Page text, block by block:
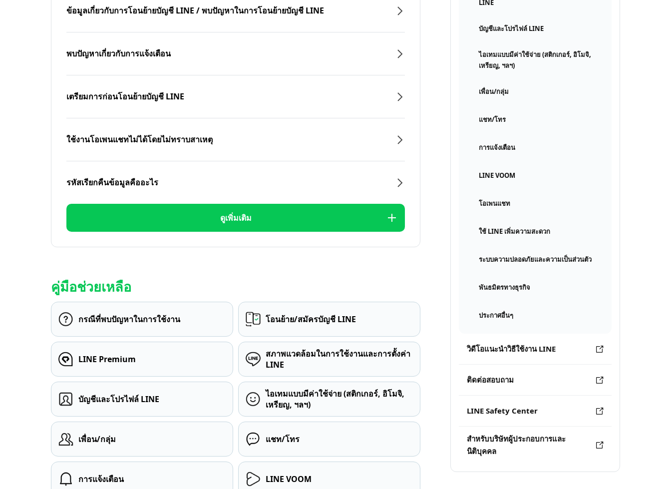
LINE
บัญชีและโปรไฟล์ LINE
ไอเทมแบบมีค่าใช้จ่าย (สติกเกอร์, อิโมจิ,
เหรียญ, ฯลฯ)
เพื่อน/กลุ่ม
แชท/โทร
การแจ้งเตือน
LINE VOOM
โอเพนแชท
ใช้ LINE เพิ่มความสะดวก
ระบบความปลอดภัยและความเป็นส่วนตัว
พันธมิตรทางธุรกิจ
ประกาศอื่นๆ
วิดีโอแนะนำวิธีใช้งาน LINE
ติดต่อสอบถาม
LINE Safety Center
สำหรับบริษัทผู้ประกอบการและ
นิติบุคคล
ข้อมูลเกี่ยวกับการโอนย้ายบัญชี LINE / พบปัญหาในการโอนย้ายบัญชี LINE
พบปัญหาเกี่ยวกับการแจ้งเตือน
เตรียมการก่อนโอนย้ายบัญชี LINE
ใช้งานโอเพนแชทไม่ได้โดยไม่ทราบสาเหตุ
รหัสเรียกคืนข้อมูลคืออะไร
ดูเพิ่มเติม
คู่มือช่วยเหลือ
กรณีที่พบปัญหาในการใช้งาน โอนย้าย/สมัครบัญชี LINE
LINE Premium
สภาพแวดล้อมในการใช้งานและการตั้งค่า
LINE
บัญชีและโปรไฟล์ LINE
ไอเทมแบบมีค่าใช้จ่าย (สติกเกอร์, อิโมจิ,
เหรียญ, ฯลฯ)
เพื่อน/กลุ่ม แชท/โทร
การแจ้งเตือน LINE VOOM